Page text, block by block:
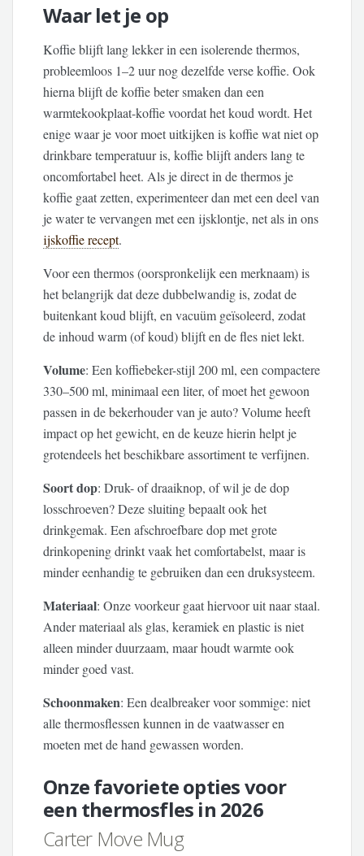
Waar let je op
Koffie blijft lang lekker in een isolerende thermos,
probleemloos 1–2 uur nog dezelfde verse koffie. Ook
hierna blijft de koffie beter smaken dan een
warmtekookplaat-koffie voordat het koud wordt. Het
enige waar je voor moet uitkijken is koffie wat niet op
drinkbare temperatuur is, koffie blijft anders lang te
oncomfortabel heet. Als je direct in de thermos je
koffie gaat zetten, experimenteer dan met een deel van
je water te vervangen met een ijsklontje, net als in ons
ijskoffie recept.
Voor een thermos (oorspronkelijk een merknaam) is
het belangrijk dat deze dubbelwandig is, zodat de
buitenkant koud blijft, en vacuüm geïsoleerd, zodat
de inhoud warm (of koud) blijft en de fles niet lekt.
Volume: Een koffiebeker-stijl 200 ml, een compactere
330–500 ml, minimaal een liter, of moet het gewoon
passen in de bekerhouder van je auto? Volume heeft
impact op het gewicht, en de keuze hierin helpt je
grotendeels het beschikbare assortiment te verfijnen.
Soort dop: Druk- of draaiknop, of wil je de dop
losschroeven? Deze sluiting bepaalt ook het
drinkgemak. Een afschroefbare dop met grote
drinkopening drinkt vaak het comfortabelst, maar is
minder eenhandig te gebruiken dan een druksysteem.
Materiaal: Onze voorkeur gaat hiervoor uit naar staal.
Ander materiaal als glas, keramiek en plastic is niet
alleen minder duurzaam, maar houdt warmte ook
minder goed vast.
Schoonmaken: Een dealbreaker voor sommige: niet
alle thermosflessen kunnen in de vaatwasser en
moeten met de hand gewassen worden.
Onze favoriete opties voor
een thermosfles in 2026
Carter Move Mug